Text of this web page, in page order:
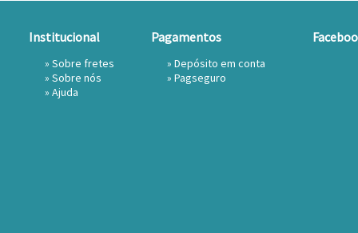
Institucional
» Sobre fretes
» Sobre nós
» Ajuda
Pagamentos
» Depósito em conta
» Pagseguro